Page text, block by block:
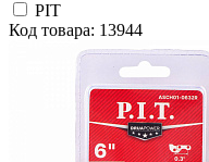
PIT
Код товара: 13944